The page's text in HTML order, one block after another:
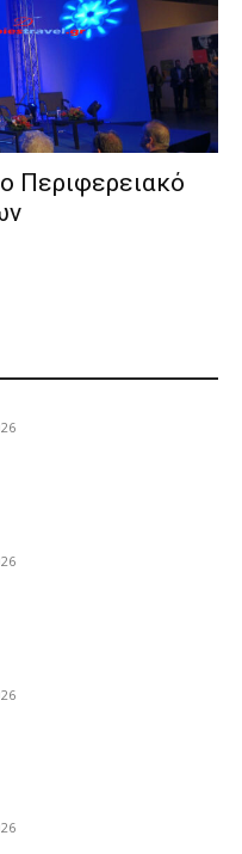
Περιφερειακό